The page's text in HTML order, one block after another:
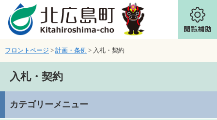
ページの先頭です。
メニューを飛ばして本文へ
フロントページ > 計画・条例 > 入札・契約
入札・契約
カテゴリーメニュー